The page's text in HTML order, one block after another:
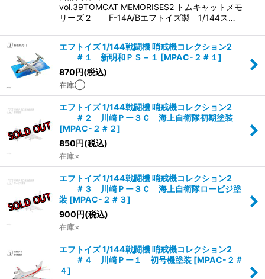
vol.39TOMCAT MEMORISES2 トムキャットメモ
リーズ２ F-14A/Bエフトイズ製 1/144ス…
エフトイズ 1/144戦闘機 哨戒機コレクション2
＃１ 新明和ＰＳ－１ [MPAC-２＃１]
870円(税込)
在庫◯
エフトイズ 1/144戦闘機 哨戒機コレクション2
＃２ 川崎Ｐー３Ｃ 海上自衛隊初期塗装
[MPAC-２＃２]
850円(税込)
在庫×
エフトイズ 1/144戦闘機 哨戒機コレクション2
＃３ 川崎Ｐー３Ｃ 海上自衛隊ロービジ塗
装 [MPAC-２＃３]
900円(税込)
在庫×
エフトイズ 1/144戦闘機 哨戒機コレクション2
＃４ 川崎Ｐー１ 初号機塗装 [MPAC-２＃
４]